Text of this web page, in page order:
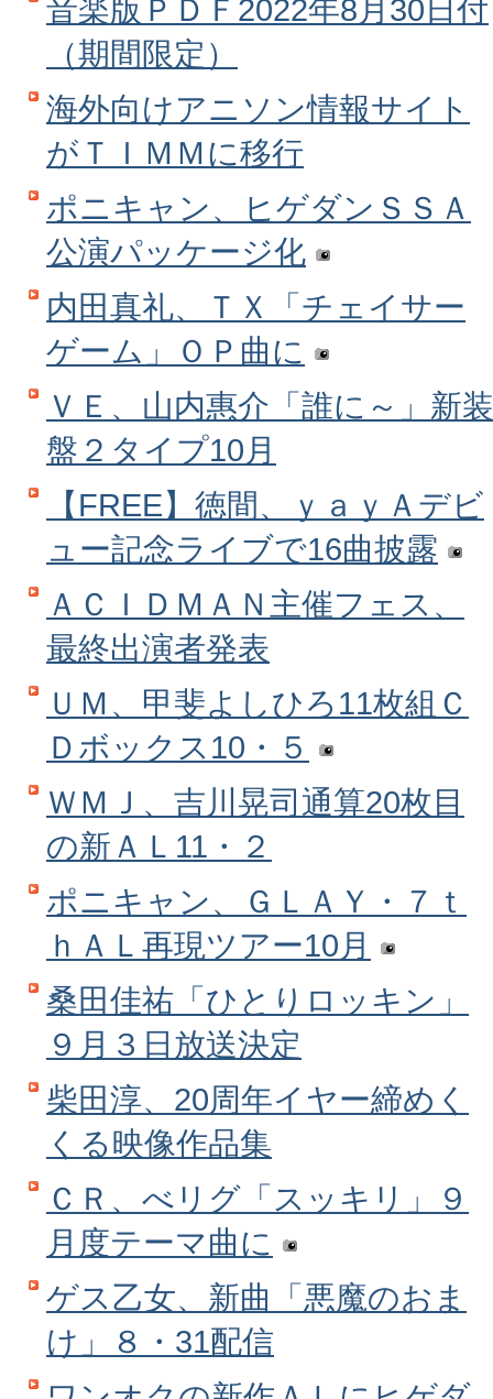
音楽版ＰＤＦ2022年8月30日付
（期間限定）
海外向けアニソン情報サイト
がＴＩＭＭに移行
ポニキャン、ヒゲダンＳＳＡ
公演パッケージ化
内田真礼、ＴＸ「チェイサー
ゲーム」ＯＰ曲に
ＶＥ、山内惠介「誰に～」新装
盤２タイプ10月
【FREE】徳間、ｙａｙＡデビ
ュー記念ライブで16曲披露
ＡＣＩＤＭＡＮ主催フェス、
最終出演者発表
ＵＭ、甲斐よしひろ11枚組Ｃ
Ｄボックス10・５
ＷＭＪ、吉川晃司通算20枚目
の新ＡＬ11・２
ポニキャン、ＧＬＡＹ・７ｔ
ｈＡＬ再現ツアー10月
桑田佳祐「ひとりロッキン」
９月３日放送決定
柴田淳、20周年イヤー締めく
くる映像作品集
ＣＲ、べリグ「スッキリ」９
月度テーマ曲に
ゲス乙女、新曲「悪魔のおま
け」８・31配信